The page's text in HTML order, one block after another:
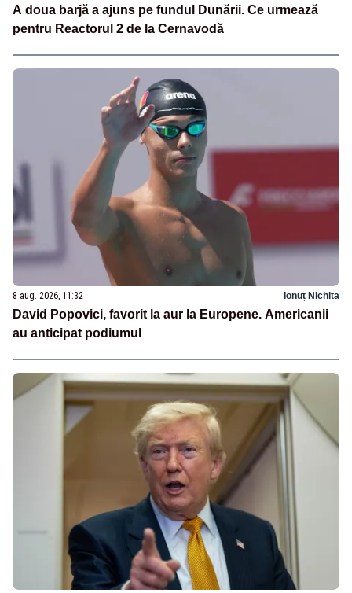
A doua barjă a ajuns pe fundul Dunării. Ce urmează
pentru Reactorul 2 de la Cernavodă
8 aug. 2026, 11:32 Ionuț Nichita
David Popovici, favorit la aur la Europene. Americanii
au anticipat podiumul